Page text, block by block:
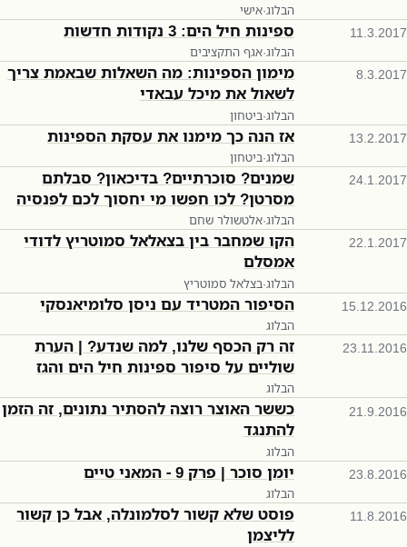
הבלוג·אישי
11.3.2017 ספינות חיל הים: 3 נקודות חדשות
הבלוג·אגף התקציבים
8.3.2017
מימון הספינות: מה השאלות שבאמת צריך
לשאול את מיכל עבאדי
הבלוג·ביטחון
13.2.2017 אז הנה כך מימנו את עסקת הספינות
הבלוג·ביטחון
24.1.2017
שמנים? סוכרתיים? בדיכאון? סבלתם
מסרטן? לכו חפשו מי יחסוך לכם לפנסיה
הבלוג·אלטשולר שחם
22.1.2017
הקו שמחבר בין בצאלאל סמוטריץ לדודי
אמסלם
הבלוג·בצלאל סמוטריץ
15.12.2016 הסיפור המטריד עם ניסן סלומיאנסקי
הבלוג
23.11.2016
זה רק הכסף שלנו, למה שנדע? | הערת
שוליים על סיפור ספינות חיל הים והגז
הבלוג
21.9.2016
כששר האוצר רוצה להסתיר נתונים, זה הזמן
להתנגד
הבלוג
23.8.2016 יומן סוכר | פרק 9 - המאני טיים
הבלוג
11.8.2016
פוסט שלא קשור לסלמונלה, אבל כן קשור
לליצמן